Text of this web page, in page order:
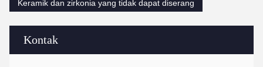
Kontak
Keramik dan zirkonia yang tidak dapat diserang